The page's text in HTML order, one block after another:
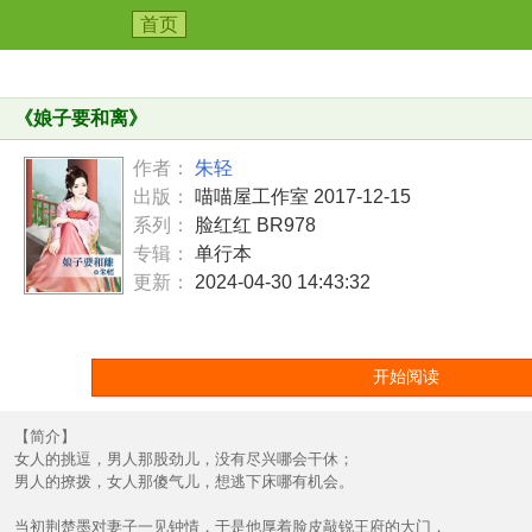
首页
《娘子要和离》
作者：
朱轻
出版：
喵喵屋工作室 2017-12-15
系列：
脸红红 BR978
专辑：
单行本
更新：
2024-04-30 14:43:32
开始阅读
【简介】
女人的挑逗，男人那股劲儿，没有尽兴哪会干休；
男人的撩拨，女人那傻气儿，想逃下床哪有机会。
当初荆楚墨对妻子一见钟情，于是他厚着脸皮敲锐王府的大门，